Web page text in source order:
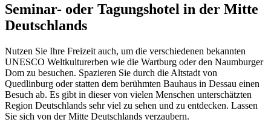
Seminar- oder Tagungshotel in der Mitte
Deutschlands
Nutzen Sie Ihre Freizeit auch, um die verschiedenen bekannten
UNESCO Weltkulturerben wie die Wartburg oder den Naumburger
Dom zu besuchen. Spazieren Sie durch die Altstadt von
Quedlinburg oder statten dem berühmten Bauhaus in Dessau einen
Besuch ab. Es gibt in dieser von vielen Menschen unterschätzten
Region Deutschlands sehr viel zu sehen und zu entdecken. Lassen
Sie sich von der Mitte Deutschlands verzaubern.